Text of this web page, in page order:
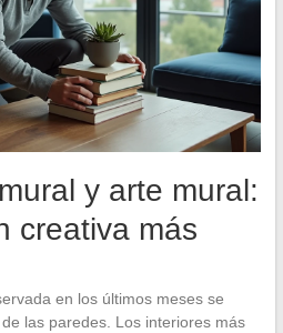
y arte mural:
creativa más
en los últimos meses se
las paredes. Los interiores más